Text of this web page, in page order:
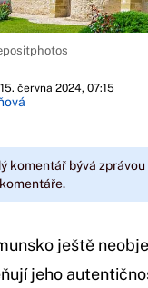
15. června 2024, 07:15
komentář bývá
ještě
jeho